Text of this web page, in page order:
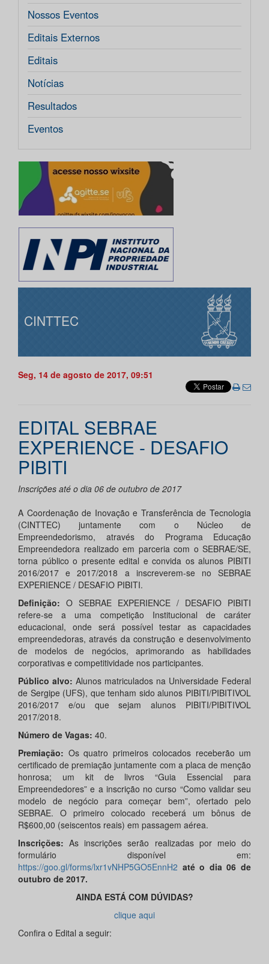
Nossos Eventos
Editais Externos
Editais
Notícias
Resultados
Eventos
CINTTEC
Seg, 14 de agosto de 2017, 09:51
EDITAL SEBRAE
EXPERIENCE - DESAFIO
PIBITI
Inscrições até o dia 06 de outubro de 2017
A Coordenação de Inovação e Transferência de Tecnologia
(CINTTEC) juntamente com o Núcleo de
Empreendedorismo, através do Programa Educação
Empreendedora realizado em parceria com o SEBRAE/SE,
torna público o presente edital e convida os alunos PIBITI
2016/2017 e 2017/2018 a inscreverem-se no SEBRAE
EXPERIENCE / DESAFIO PIBITI.
Definição: O SEBRAE EXPERIENCE / DESAFIO PIBITI
refere-se a uma competição Institucional de caráter
educacional, onde será possível testar as capacidades
empreendedoras, através da construção e desenvolvimento
de modelos de negócios, aprimorando as habilidades
corporativas e competitividade nos participantes.
Público alvo: Alunos matriculados na Universidade Federal
de Sergipe (UFS), que tenham sido alunos PIBITI/PIBITIVOL
2016/2017 e/ou que sejam alunos PIBITI/PIBITIVOL
2017/2018.
Número de Vagas: 40.
Premiação: Os quatro primeiros colocados receberão um
certificado de premiação juntamente com a placa de menção
honrosa; um kit de livros “Guia Essencial para
Empreendedores” e a inscrição no curso “Como validar seu
modelo de negócio para começar bem”, ofertado pelo
SEBRAE. O primeiro colocado receberá um bônus de
R$600,00 (seiscentos reais) em passagem aérea.
Inscrições: As inscrições serão realizadas por meio do
formulário disponível em:
https://goo.gl/forms/lxr1vNHP5GO5EnnH2 até o dia 06 de
outubro de 2017.
AINDA ESTÁ COM DÚVIDAS?
clique aqui
Confira o Edital a seguir: